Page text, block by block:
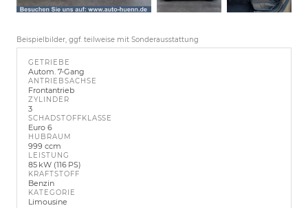
Beispielbilder, ggf. teilweise mit Sonderausstattung
GETRIEBE
Autom. 7-Gang
ANTRIEBSACHSE
Frontantrieb
ZYLINDER
3
SCHADSTOFFKLASSE
Euro 6
HUBRAUM
999 ccm
LEISTUNG
85 kW (116 PS)
KRAFTSTOFF
Benzin
KATEGORIE
Limousine